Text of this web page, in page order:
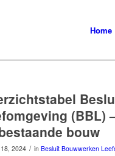
Home
(BBL)
bouw
2024 / in Besluit Bouwwerken